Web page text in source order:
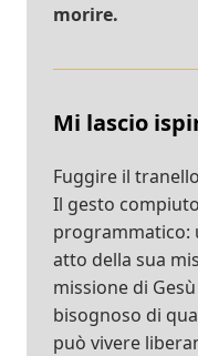
morire.
Mi lascio
Fuggire il
Il gesto
programmatico:
atto della sua
missione di
bisognoso di
può vivere